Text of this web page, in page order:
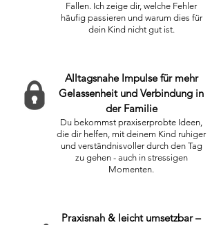
Fallen. Ich zeige dir, welche Fehler
häufig passieren und warum dies für
dein Kind nicht gut ist.
Alltagsnahe Impulse für mehr
Gelassenheit und Verbindung in
der Familie
Du bekommst praxiserprobte Ideen,
die dir helfen, mit deinem Kind ruhiger
und verständnisvoller durch den Tag
zu gehen - auch in stressigen
Momenten.
Praxisnah & leicht umsetzbar –